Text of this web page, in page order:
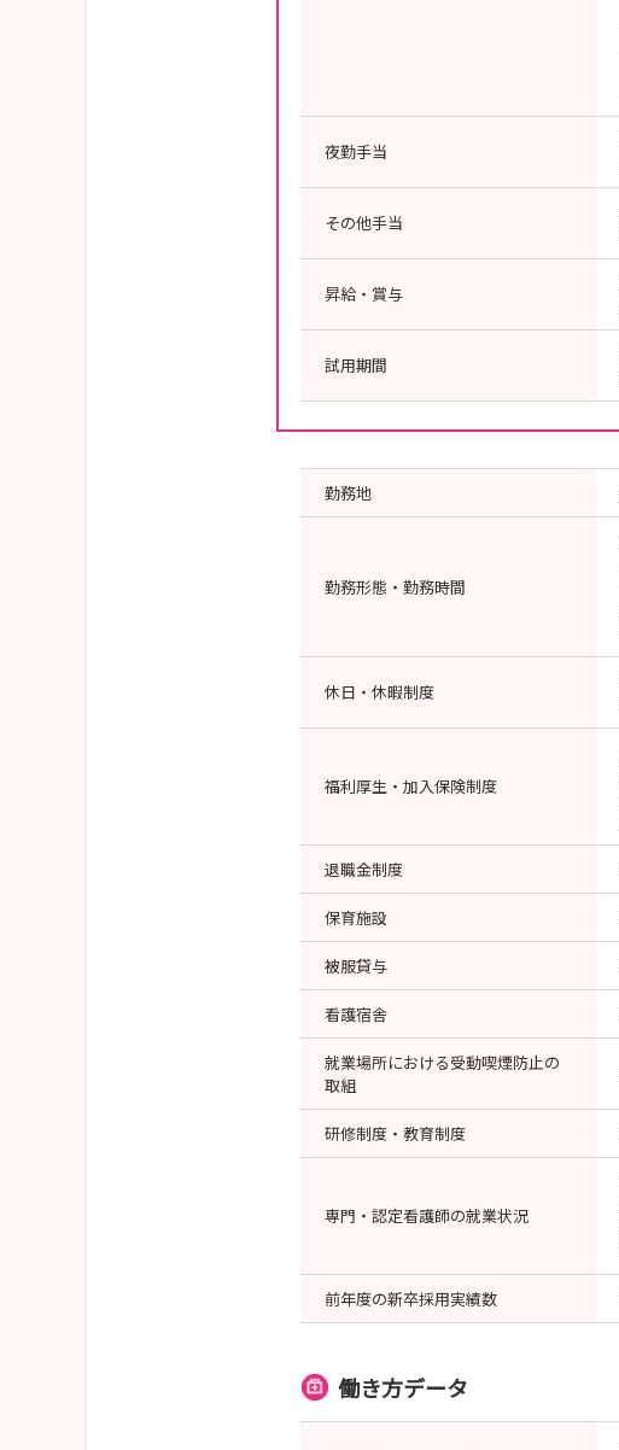
夜勤手当
その他手当
昇給・賞与
試用期間
勤務地
勤務形態・勤務時間
休日・休暇制度
福利厚生・加入保険制度
退職金制度
保育施設
被服貸与
看護宿舎
就業場所における受動喫煙防止の
取組
研修制度・教育制度
専門・認定看護師の就業状況
前年度の新卒採用実績数
働き方データ